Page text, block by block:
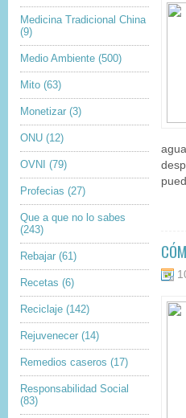
Medicina Tradicional China
(9)
Medio Ambiente (500)
Mito (63)
Monetizar (3)
ONU (12)
OVNI (79)
Profecias (27)
Que a que no lo sabes
(243)
Rebajar (61)
Recetas (6)
Reciclaje (142)
Rejuvenecer (14)
Remedios caseros (17)
Responsabilidad Social
(83)